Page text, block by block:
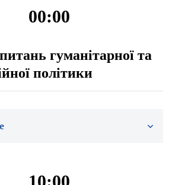
00:00
гуманітарної та
політики